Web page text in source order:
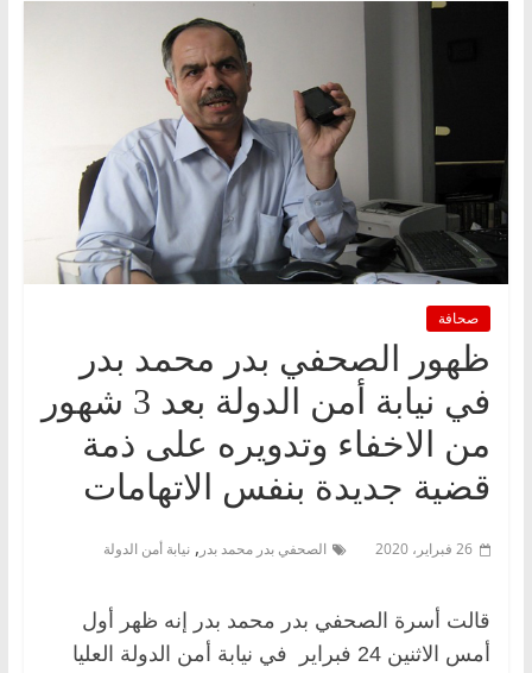
صحافة
ظهور الصحفي بدر محمد بدر
في نيابة أمن الدولة بعد 3 شهور
من الاخفاء وتدويره على ذمة
قضية جديدة بنفس الاتهامات
26 فبراير، 2020 الصحفي بدر محمد بدر , نيابة أمن الدولة
قالت أسرة الصحفي بدر محمد بدر إنه ظهر أول
أمس الاثنين 24 فبراير في نيابة أمن الدولة العليا